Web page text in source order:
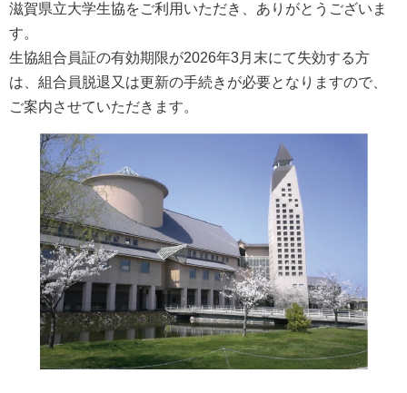
滋賀県立大学生協をご利用いただき、ありがとうございま
す。
生協組合員証の有効期限が2026年3月末にて失効する方
は、組合員脱退又は更新の手続きが必要となりますので、
ご案内させていただきます。